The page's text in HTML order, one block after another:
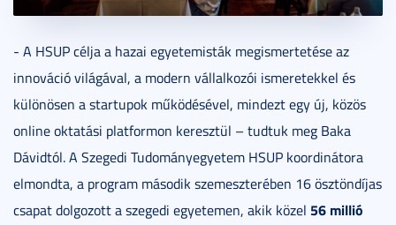
- A HSUP célja a hazai egyetemisták megismertetése az
innováció világával, a modern vállalkozói ismeretekkel és
különösen a startupok működésével, mindezt egy új, közös
online oktatási platformon keresztül – tudtuk meg Baka
Dávidtól. A Szegedi Tudományegyetem HSUP koordinátora
elmondta, a program második szemeszterében 16 ösztöndíjas
csapat dolgozott a szegedi egyetemen, akik közel 56 millió